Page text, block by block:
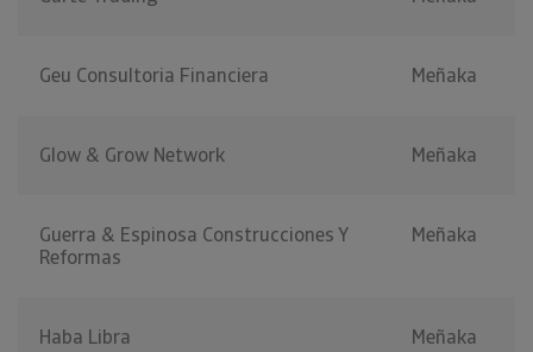
Geu Consultoria Financiera Meñaka
Glow & Grow Network Meñaka
Guerra & Espinosa Construcciones Y
Reformas
Meñaka
Haba Libra Meñaka